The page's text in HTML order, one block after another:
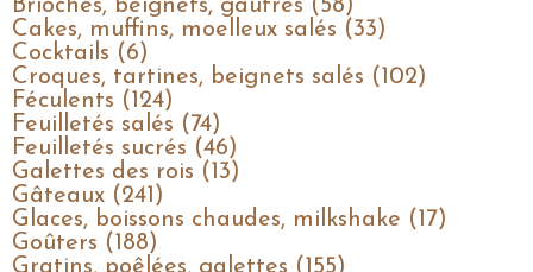
Brioches, beignets, gaufres (58)
Cakes, muffins, moelleux salés (33)
Cocktails (6)
Croques, tartines, beignets salés (102)
Féculents (124)
Feuilletés salés (74)
Feuilletés sucrés (46)
Galettes des rois (13)
Gâteaux (241)
Glaces, boissons chaudes, milkshake (17)
Goûters (188)